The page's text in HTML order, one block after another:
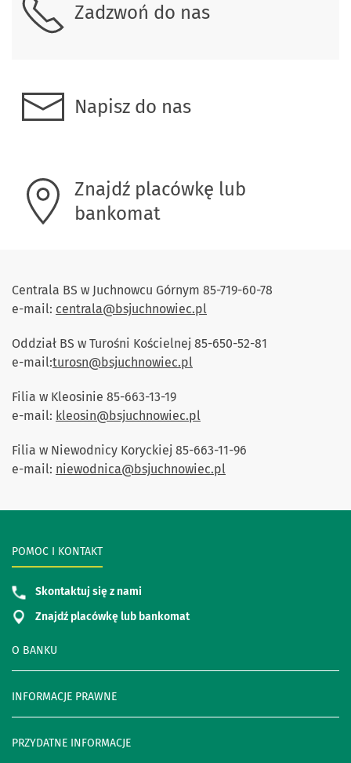
Zadzwoń do nas
Napisz do nas
Znajdź placówkę lub
bankomat
Centrala BS w Juchnowcu Górnym 85-719-60-78
e-mail: centrala@bsjuchnowiec.pl
Oddział BS w Turośni Kościelnej 85-650-52-81
e-mail:turosn@bsjuchnowiec.pl
Filia w Kleosinie 85-663-13-19
e-mail: kleosin@bsjuchnowiec.pl
Filia w Niewodnicy Koryckiej 85-663-11-96
e-mail: niewodnica@bsjuchnowiec.pl
O BANKU
INFORMACJE PRAWNE
PRZYDATNE INFORMACJE
POMOC I KONTAKT
Skontaktuj się z nami
Znajdź placówkę lub bankomat